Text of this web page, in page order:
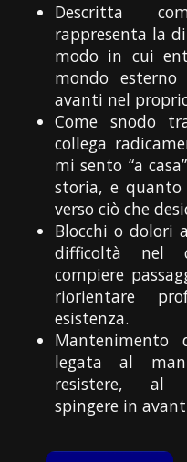
Descritta
rappresenta la
modo in cui
mondo
avanti nel
Come snodo
collega
mi sento “a
storia, e
verso ciò che
Blocchi o dolori
difficoltà nel
compiere
riorientare
esistenza.
Mantenimento
legata al
resistere, al
spingere in